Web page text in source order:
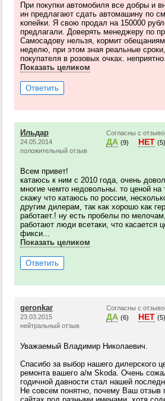
При покупки автомобиля все добры и
ин предлагают сдать автомашину по
копейки. Я свою продал на 150000
предлагали. Доверять менеджеру по
Самосадову нельзя, кормит
неделю, при этом зная реальные
покупателя в розовых очках.
Показать целиком
Ответить
Ильдар
24.05.2014
положительный отзыв
Согласны с
ДА (9) НЕТ (5)
Всем привет!
катаюсь к ним с 2010 года, очень
многие чемто недовольны. то ценой
скажу что катаюсь по россии,
другим дилерам, так как хорошо как
работает.! ну есть пробелы по
работают люди всетаки, что касается
фикси...
Показать целиком
Ответить
geronkar
23.03.2015
нейтральный отзыв
Согласны с
ДА (6) НЕТ (5)
Уважаемый Владимир Николаевич.
Спасибо за выбор нашего дилерского
ремонта вашего а/м Skoda. Очень
годичной давности стал нашей
Не совсем понятно, почему Ваш отзыв